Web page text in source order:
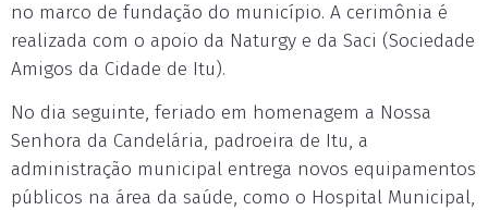
no marco de fundação do município. A cerimônia é
realizada com o apoio da Naturgy e da Saci (Sociedade
Amigos da Cidade de Itu).
No dia seguinte, feriado em homenagem a Nossa
Senhora da Candelária, padroeira de Itu, a
administração municipal entrega novos equipamentos
públicos na área da saúde, como o Hospital Municipal,